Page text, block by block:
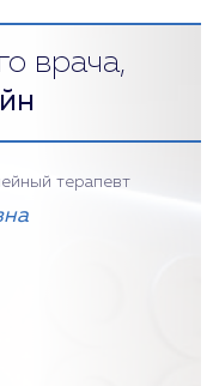
врача,
терапевт